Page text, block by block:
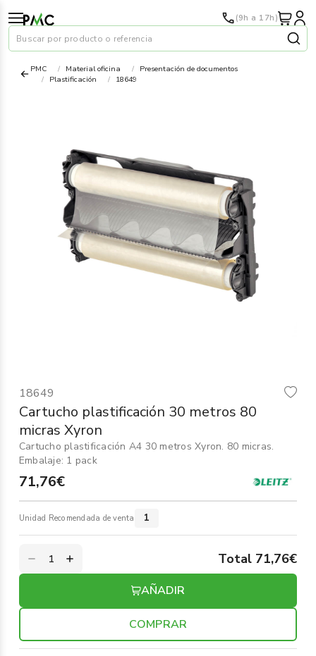
Material oficina
Audiovisuales
Tinta y tóner ›
Servicios generales
Seguridad
Material Escolar
(9h a 17h)
Buscar por producto o referencia
PMC Material oficina
Presentación de documentos
Plastificación
18649
18649
Cartucho plastificación 30 metros 80
micras Xyron
Cartucho plastificación A4 30 metros Xyron. 80 micras.
Embalaje: 1 pack
71,76€
Unidad Recomendada de venta 1
Total 71,76€
AÑADIR
COMPRAR